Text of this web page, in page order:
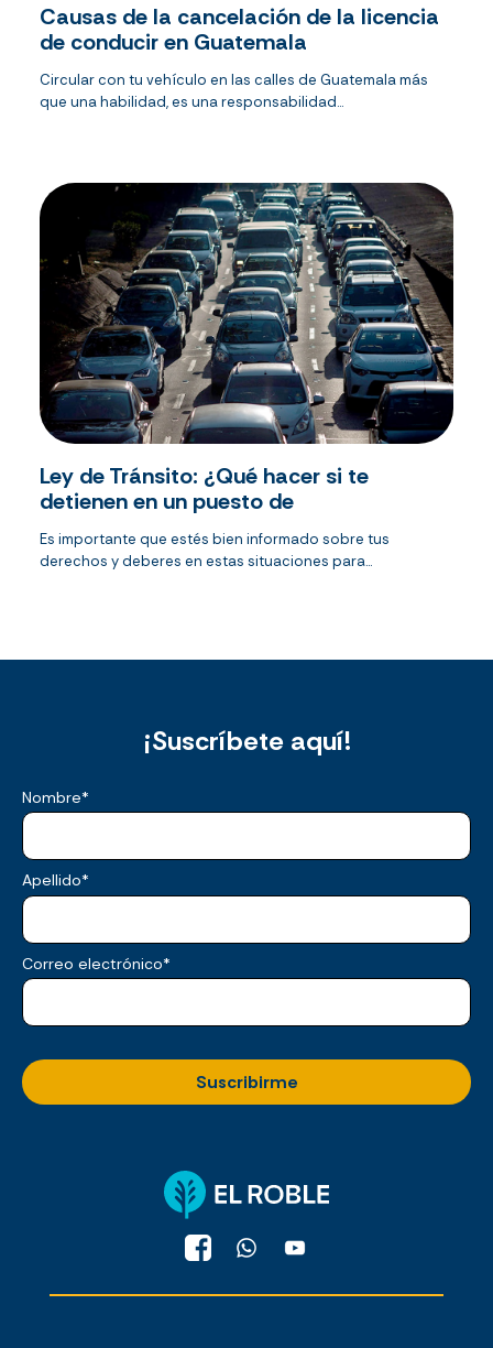
Causas de la cancelación de la licencia
de conducir en Guatemala
Circular con tu vehículo en las calles de Guatemala más
que una habilidad, es una responsabilidad...
Ley de Tránsito: ¿Qué hacer si te
detienen en un puesto de
Es importante que estés bien informado sobre tus
derechos y deberes en estas situaciones para...
¡Suscríbete aquí!
Nombre*
Apellido*
Correo electrónico*